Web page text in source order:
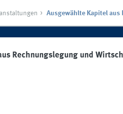
Ausgewählte Kapitel aus
Rechnungslegung und